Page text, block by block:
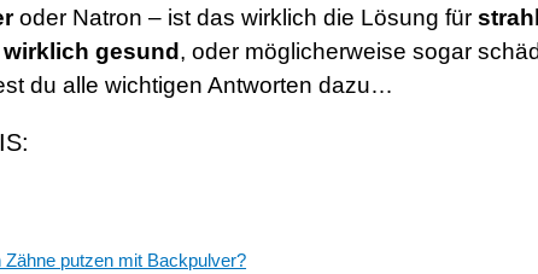
oder Natron – ist das wirklich die Lösung für
gesund , oder möglicherweise sogar
du alle wichtigen Antworten dazu…
putzen mit Backpulver?